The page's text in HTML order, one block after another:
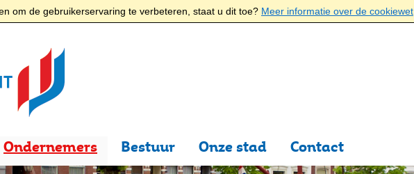
om de gebruikerservaring te verbeteren, staat u dit toe? Meer informatie over de cookiewet
Ondernemers Bestuur Onze stad Contact